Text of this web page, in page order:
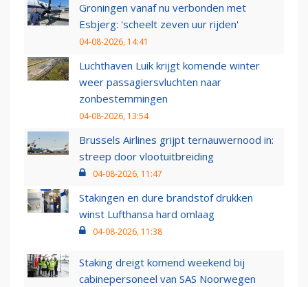
Groningen vanaf nu verbonden met
Esbjerg: 'scheelt zeven uur rijden'
04-08-2026, 14:41
Luchthaven Luik krijgt komende winter
weer passagiersvluchten naar
zonbestemmingen
04-08-2026, 13:54
Brussels Airlines grijpt ternauwernood in:
streep door vlootuitbreiding
04-08-2026, 11:47
Stakingen en dure brandstof drukken
winst Lufthansa hard omlaag
04-08-2026, 11:38
Staking dreigt komend weekend bij
cabinepersoneel van SAS Noorwegen